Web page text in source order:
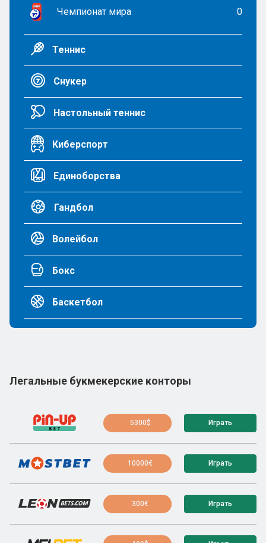
Чемпионат мира 0
Теннис
Снукер
Настольный теннис
Киберспорт
Единоборства
Гандбол
Волейбол
Бокс
Баскетбол
Легальные букмекерские конторы
5300$ Играть
10000€ Играть
300€ Играть